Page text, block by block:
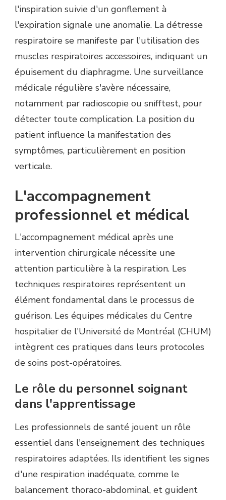
l'inspiration suivie d'un gonflement à
l'expiration signale une anomalie. La détresse
respiratoire se manifeste par l'utilisation des
muscles respiratoires accessoires, indiquant un
épuisement du diaphragme. Une surveillance
médicale régulière s'avère nécessaire,
notamment par radioscopie ou snifftest, pour
détecter toute complication. La position du
patient influence la manifestation des
symptômes, particulièrement en position
verticale.
L'accompagnement
professionnel et médical
L'accompagnement médical après une
intervention chirurgicale nécessite une
attention particulière à la respiration. Les
techniques respiratoires représentent un
élément fondamental dans le processus de
guérison. Les équipes médicales du Centre
hospitalier de l'Université de Montréal (CHUM)
intègrent ces pratiques dans leurs protocoles
de soins post-opératoires.
Le rôle du personnel soignant
dans l'apprentissage
Les professionnels de santé jouent un rôle
essentiel dans l'enseignement des techniques
respiratoires adaptées. Ils identifient les signes
d'une respiration inadéquate, comme le
balancement thoraco-abdominal, et guident